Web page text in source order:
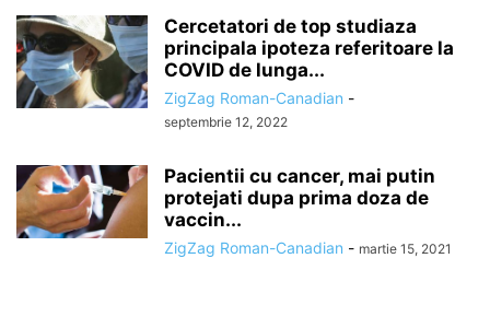
Cercetatori de top studiaza
principala ipoteza referitoare la
COVID de lunga...
ZigZag Roman-Canadian -
septembrie 12, 2022
Pacientii cu cancer, mai putin
protejati dupa prima doza de
vaccin...
ZigZag Roman-Canadian - martie 15, 2021